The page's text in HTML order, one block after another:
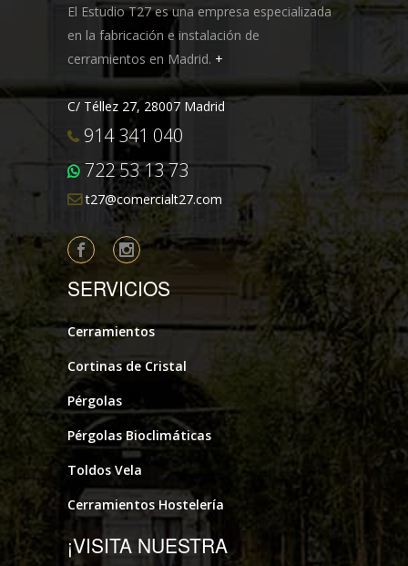
El Estudio T27 es una empresa especializada
en la fabricación e instalación de
cerramientos en Madrid. +
C/ Téllez 27, 28007 Madrid
914 341 040
722 53 13 73
t27@comercialt27.com
SERVICIOS
Cerramientos
Cortinas de Cristal
Pérgolas
Pérgolas Bioclimáticas
Toldos Vela
Cerramientos Hostelería
¡VISITA NUESTRA